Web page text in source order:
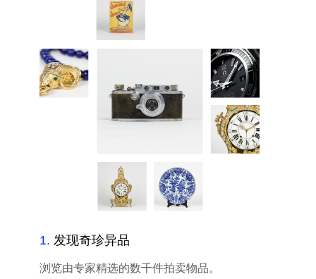
1. 发现奇珍异品
浏览由专家精选的数千件拍卖物品。